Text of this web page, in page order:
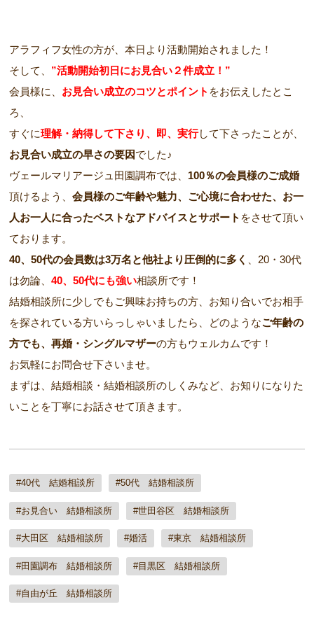
​アラフィフ女性の方が、本日より活動開始されました！
そして、 ”活動開始初日にお見合い２件成立！”
会員様に、 お見合い成立のコツとポイント をお伝えしたとこ
ろ、
すぐに理解・納得して下さり、即、実行して下さったことが、
お見合い成立の早さの要因でした♪
ヴェールマリアージュ田園調布では、 100％の会員様のご成婚
頂けるよう、会員様のご年齢や魅力、ご心境に合わせた、お一
人お一人に合ったベストなアドバイスとサポート をさせて頂い
ております。
40、50代の会員数は3万名と他社より圧倒的に多く
、20・30代
は勿論、40、50代にも強い相談所です！
結婚相談所に少しでもご興味お持ちの方、お知り合いでお相手
を探されている方いらっしゃいましたら、どのようなご年齢の
方でも、再婚・シングルマザーの方もウェルカムです！
お気軽にお問合せ下さいませ。
まずは、結婚相談・結婚相談所のしくみなど、お知りになりた
いことを丁寧にお話させて頂きます。
#40代 結婚相談所 #50代 結婚相談所
#お見合い 結婚相談所 #世田谷区 結婚相談所
#大田区 結婚相談所 #婚活 #東京 結婚相談所
#田園調布 結婚相談所 #目黒区 結婚相談所
#自由が丘 結婚相談所